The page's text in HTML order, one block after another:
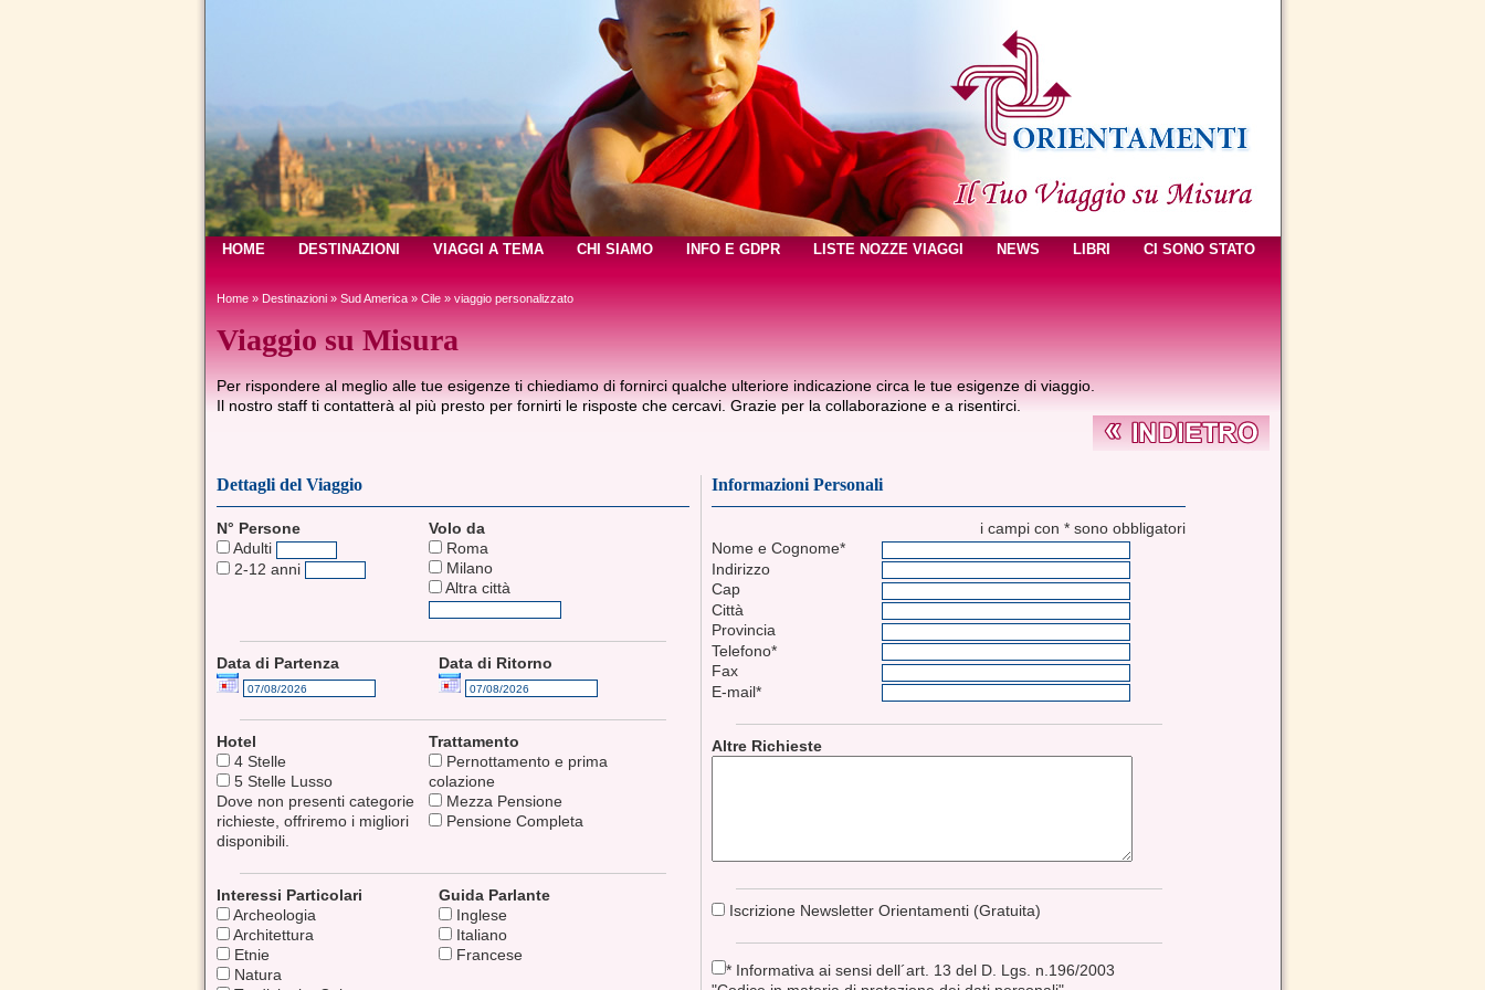
HOME DESTINAZIONI VIAGGI A TEMA CHI SIAMO INFO E GDPR LISTE NOZZE VIAGGI NEWS LIBRI CI SONO STATO
Home» Destinazioni» Sud America» Cile» viaggio personalizzato
Viaggio su Misura
Per rispondere al meglio alle tue esigenze ti chiediamo di fornirci qualche ulteriore indicazione circa le tue esigenze di viaggio.
Il nostro staff ti contatterà al più presto per fornirti le risposte che cercavi. Grazie per la collaborazione e a risentirci.
Dettagli del Viaggio
N° Persone
Adulti
2-12 anni
Volo da
Roma
Milano
Altra città
Data di Partenza Data di Ritorno
Hotel
4 Stelle
5 Stelle Lusso
Dove non presenti categorie
richieste, offriremo i migliori
disponibili.
Trattamento
Pernottamento e prima
colazione
Mezza Pensione
Pensione Completa
Interessi Particolari
Archeologia
Architettura
Etnie
Natura
Guida Parlante
Inglese
Italiano
Francese
Informazioni Personali
i campi con * sono obbligatori
Nome e Cognome*
Indirizzo
Cap
Città
Provincia
Telefono*
Fax
E-mail*
Altre Richieste
Iscrizione Newsletter Orientamenti (Gratuita)
* Informativa ai sensi dell´art. 13 del D. Lgs. n.196/2003